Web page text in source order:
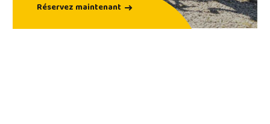
Réservez maintenant